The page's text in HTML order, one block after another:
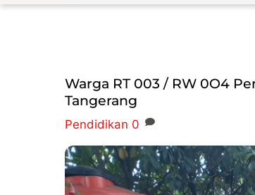
Warga RT 003 / RW 0O4
Tangerang
Pendidikan 0